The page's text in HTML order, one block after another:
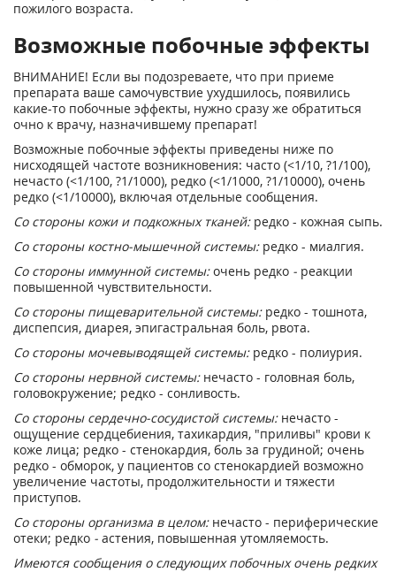
пожилого возраста.
Возможные побочные эффекты
ВНИМАНИЕ! Если вы подозреваете, что при приеме
препарата ваше самочувствие ухудшилось, появились
какие-то побочные эффекты, нужно сразу же обратиться
очно к врачу, назначившему препарат!
Возможные побочные эффекты приведены ниже по
нисходящей частоте возникновения: часто (<1/10, ?1/100),
нечасто (<1/100, ?1/1000), редко (<1/1000, ?1/10000), очень
редко (<1/10000), включая отдельные сообщения.
Со стороны кожи и подкожных тканей: редко - кожная сыпь.
Со стороны костно-мышечной системы: редко - миалгия.
Со стороны иммунной системы:очень редко - реакции
повышенной чувствительности.
Со стороны пищеварительной системы: редко - тошнота,
диспепсия, диарея, эпигастральная боль, рвота.
Со стороны мочевыводящей системы:редко - полиурия.
Со стороны нервной системы: нечасто - головная боль,
головокружение; редко - сонливость.
Со стороны сердечно-сосудистой системы:нечасто -
ощущение сердцебиения, тахикардия, "приливы" крови к
коже лица; редко - стенокардия, боль за грудиной; очень
редко - обморок, у пациентов со стенокардией возможно
увеличение частоты, продолжительности и тяжести
приступов.
Со стороны организма в целом: нечасто - периферические
отеки; редко - астения, повышенная утомляемость.
Имеются сообщения о следующих побочных очень редких